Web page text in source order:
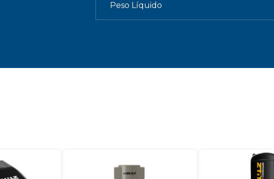
Peso Líquido